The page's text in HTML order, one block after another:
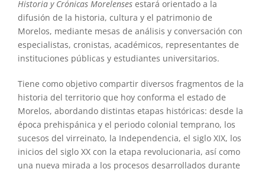
Historia y Crónicas Morelensesestará orientado a la
difusión de la historia, cultura y el patrimonio de
Morelos, mediante mesas de análisis y conversación con
especialistas, cronistas, académicos, representantes de
instituciones públicas y estudiantes universitarios.
Tiene como objetivo compartir diversos fragmentos de la
historia del territorio que hoy conforma el estado de
Morelos, abordando distintas etapas históricas: desde la
época prehispánica y el periodo colonial temprano, los
sucesos del virreinato, la Independencia, el siglo XIX, los
inicios del siglo XX con la etapa revolucionaria, así como
una nueva mirada a los procesos desarrollados durante